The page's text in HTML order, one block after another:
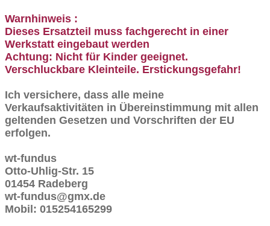
Warnhinweis :
Dieses Ersatzteil muss fachgerecht in einer
Werkstatt eingebaut werden
Achtung: Nicht für Kinder geeignet.
Verschluckbare Kleinteile. Erstickungsgefahr!
Ich versichere, dass alle meine
Verkaufsaktivitäten in Übereinstimmung mit allen
geltenden Gesetzen und Vorschriften der EU
erfolgen.
wt-fundus
Otto-Uhlig-Str. 15
01454 Radeberg
wt-fundus@gmx.de
Mobil: 015254165299